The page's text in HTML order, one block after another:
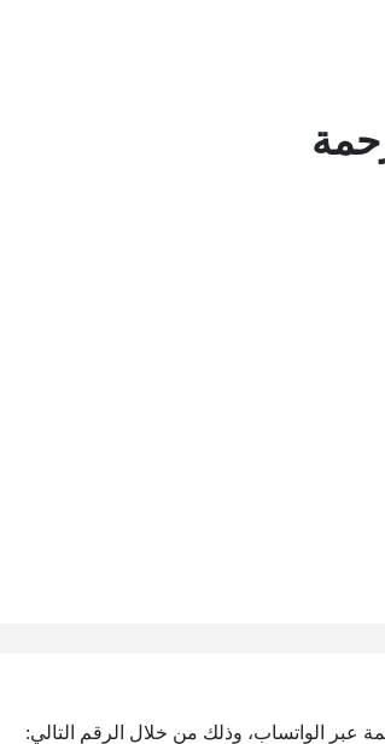
عبر الواتساب، وذلك من خلال الرقم التالي: